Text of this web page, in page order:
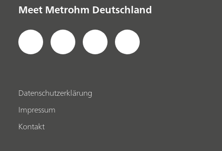
Meet Metrohm Deutschland
Datenschutzerklärung
Impressum
Kontakt